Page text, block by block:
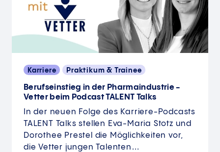
Karriere Praktikum & Trainee
Berufseinstieg in der Pharmaindustrie -
Vetter beim Podcast TALENT Talks
In der neuen Folge des Karriere-Podcasts
TALENT Talks stellen Eva-Maria Stotz und
Dorothee Prestel die Möglichkeiten vor,
die Vetter jungen Talenten…